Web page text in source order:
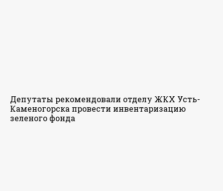
Депутаты рекомендовали отделу ЖКХ Усть-
Каменогорска провести инвентаризацию
зеленого фонда